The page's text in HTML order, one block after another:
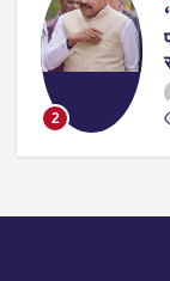
2